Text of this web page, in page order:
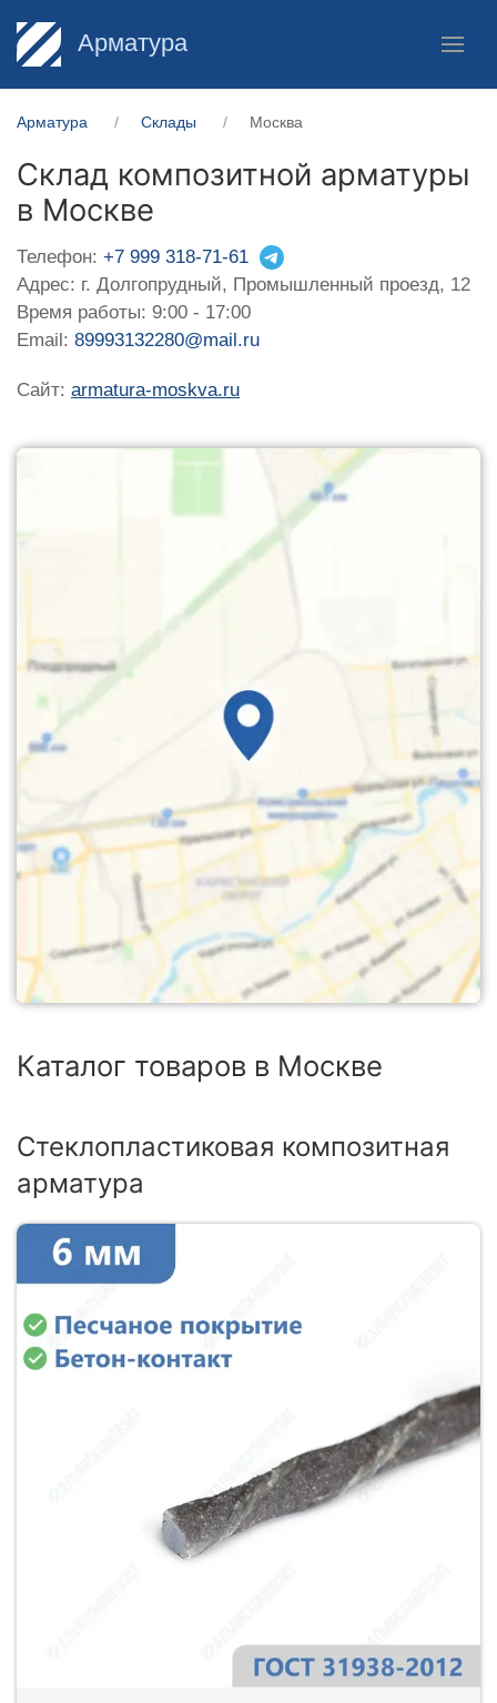
Арматура
Арматура Склады Москва
Склад композитной арматуры
в Москве
Телефон: +7 999 318-71-61
Адрес: г. Долгопрудный, Промышленный проезд, 12
Время работы: 9:00 - 17:00
Email: 89993132280@mail.ru
Сайт: armatura-moskva.ru
Каталог товаров в Москве
Стеклопластиковая композитная
арматура